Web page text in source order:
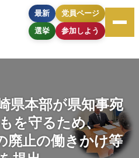
最新
選挙
党員ページ
参加しよう
県本部が県知事宛
を守るため、
廃止の働きかけ等